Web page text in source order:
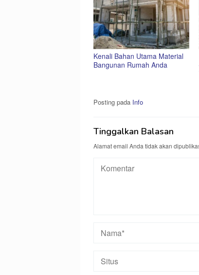
Kenali Bahan Utama Material
Bangunan Rumah Anda
Posting pada Info
Tinggalkan Balasan
Alamat email Anda tidak akan